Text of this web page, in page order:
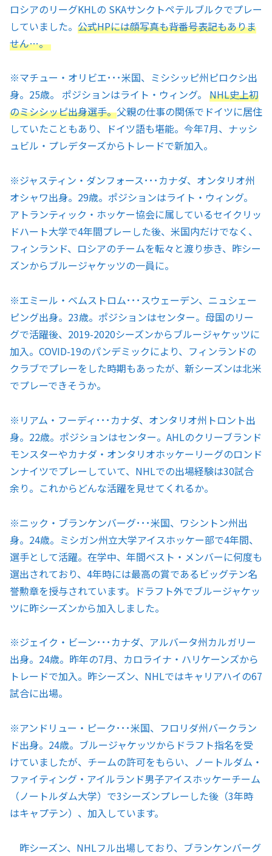
ロシアのリーグKHLの SKAサンクトペテルブルクでプレー
していました。 公式HPには顔写真も背番号表記もありま
せん…。
※マチュー・オリビエ･･･米国、ミシシッピ州ピロクシ出
身。25歳。 ポジションはライト・ウィング。 NHL史上初
のミシシッピ出身選手。父親の仕事の関係でドイツに居住
していたこともあり、ドイツ語も堪能。今年7月、ナッシ
ュビル・プレデターズからトレードで新加入。
※ジャスティン・ダンフォース･･･カナダ、オンタリオ州
オシャワ出身。29歳。ポジションはライト・ウィング。
アトランティック・ホッケー協会に属しているセイクリッ
ドハート大学で4年間プレーした後、米国内だけでなく、
フィンランド、ロシアのチームを転々と渡り歩き、昨シー
ズンからブルージャケッツの一員に。
※エミール・ベムストロム･･･スウェーデン、ニュシェー
ピング出身。23歳。ポジションはセンター。母国のリー
グで活躍後、2019-2020シーズンからブルージャケッツに
加入。COVID-19のパンデミックにより、フィンランドの
クラブでプレーをした時期もあったが、新シーズンは北米
でプレーできそうか。
※リアム・フーディ･･･カナダ、オンタリオ州トロント出
身。22歳。ポジションはセンター。AHLのクリーブランド
モンスターやカナダ・オンタリオホッケーリーグのロンド
ンナイツでプレーしていて、NHLでの出場経験は30試合
余り。これからどんな活躍を見せてくれるか。
※ニック・ブランケンバーグ･･･米国、ワシントン州出
身。24歳。ミシガン州立大学アイスホッケー部で4年間、
選手として活躍。在学中、年間ベスト・メンバーに何度も
選出されており、4年時には最高の賞であるビッグテン名
誉勲章を授与されています。ドラフト外でブルージャケッ
ツに昨シーズンから加入しました。
※ジェイク・ビーン･･･カナダ、アルバータ州カルガリー
出身。24歳。昨年の7月、カロライナ・ハリケーンズから
トレードで加入。昨シーズン、NHLではキャリアハイの67
試合に出場。
※アンドリュー・ピーク･･･米国、フロリダ州バークラン
ド出身。24歳。ブルージャケッツからドラフト指名を受
けていましたが、チームの許可をもらい、ノートルダム・
ファイティング・アイルランド男子アイスホッケーチーム
（ノートルダム大学）で3シーズンプレーした後（3年時
はキャプテン）、加入しています。
昨シーズン、NHLフル出場しており、ブランケンバーグ